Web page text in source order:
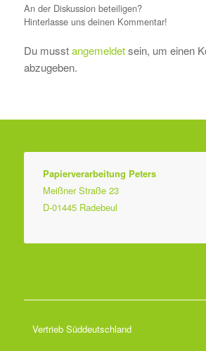
An der Diskussion beteiligen?
Hinterlasse uns deinen Kommentar!
Du musstangemeldetsein, um einen
abzugeben.
Papierverarbeitung Peters
Meißner Straße 23
D-01445 Radebeul
Vertrieb Süddeutschland